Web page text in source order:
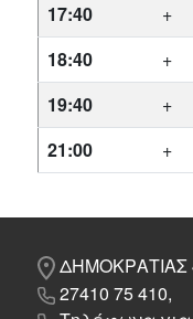
17:40
+
18:40
+
19:40
+
21:00
+
ΔΗΜΟΚΡΑΤΙΑΣ
27410 75 410,